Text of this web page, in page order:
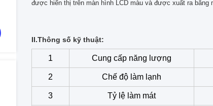
được hiển thị trên màn hình LCD màu và được xuất ra bằng
II.Thông số kỹ thuật:
1 Cung cấp năng lượng
2 Chế độ làm lạnh
3 Tỷ lệ làm mát